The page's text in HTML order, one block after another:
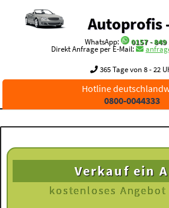
Autoprofis
WhatsApp:
0157 - 849
Direkt Anfrage per E-Mail:
365 Tage von 8 - 22
Hotline
0800-0044333
Verkauf ein
kostenloses